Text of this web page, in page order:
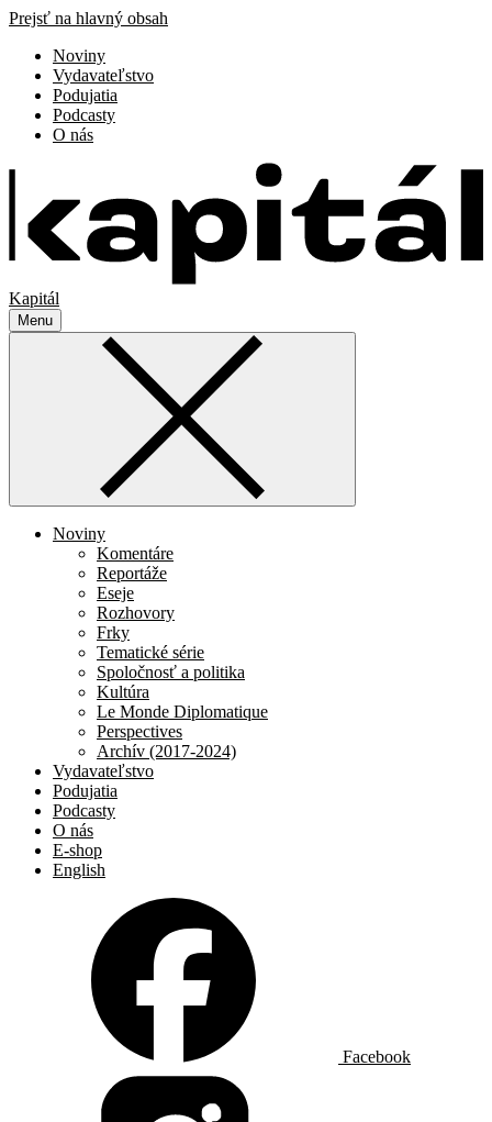
Prejsť na hlavný obsah
Noviny
Vydavateľstvo
Podujatia
Podcasty
O nás
Kapitál
Menu
Noviny
Komentáre
Reportáže
Eseje
Rozhovory
Frky
Tematické série
Spoločnosť a politika
Kultúra
Le Monde Diplomatique
Perspectives
Archív (2017-2024)
Vydavateľstvo
Podujatia
Podcasty
O nás
E-shop
English
Facebook